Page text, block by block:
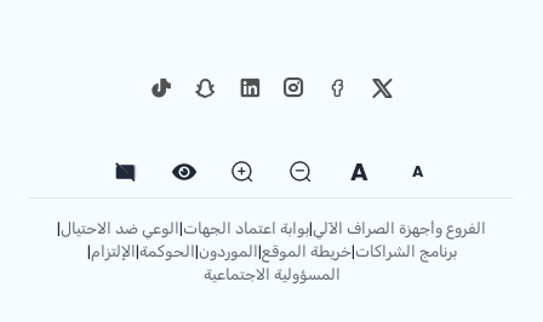
A
A
الفروع وأجهزة الصراف الآلي|بوابة اعتماد الجهات|الوعي ضد الاحتيال|
برنامج الشراكات|خريطة الموقع|الموردون|الحوكمة|الإلتزام|
المسؤولية الاجتماعية